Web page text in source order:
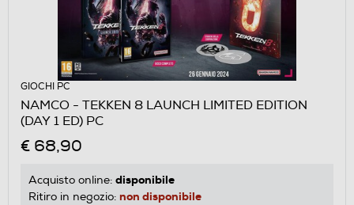
GIOCHI PC
NAMCO - TEKKEN 8 LAUNCH LIMITED EDITION
(DAY 1 ED) PC
€ 68,90
Acquisto online: disponibile
Ritiro in negozio: non disponibile